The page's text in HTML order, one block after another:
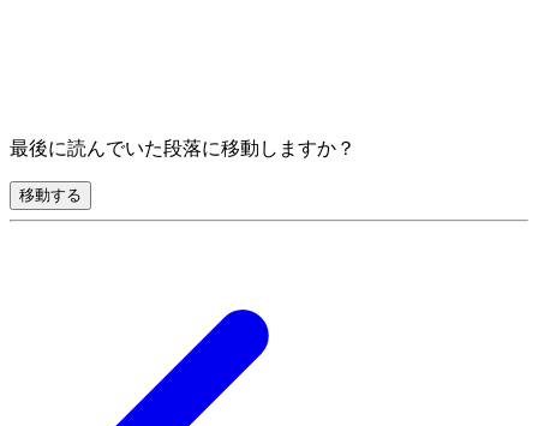
最後に読んでいた段落に移動しますか？
移動する